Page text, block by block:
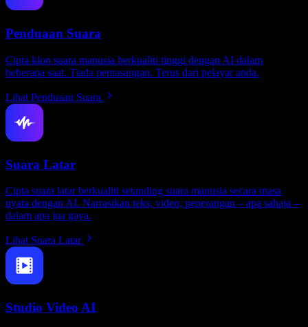
Penduaan Suara
Cipta klon suara manusia berkualiti tinggi dengan AI dalam
beberapa saat. Tiada pemasangan. Terus dari pelayar anda.
Lihat Penduaan Suara
Suara Latar
Cipta suara latar berkualiti setanding suara manusia secara masa
nyata dengan AI. Narrasikan teks, video, penerangan – apa sahaja –
dalam apa jua gaya.
Lihat Suara Latar
Studio Video AI